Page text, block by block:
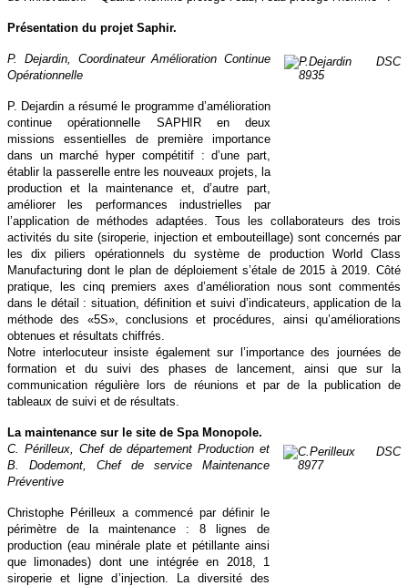
Présentation du projet Saphir.
P. Dejardin, Coordinateur Amélioration Continue
Opérationnelle
P. Dejardin a résumé le programme d’amélioration
continue opérationnelle SAPHIR en deux
missions essentielles de première importance
dans un marché hyper compétitif : d’une part,
établir la passerelle entre les nouveaux projets, la
production et la maintenance et, d’autre part,
améliorer les performances industrielles par
l’application de méthodes adaptées. Tous les collaborateurs des trois
activités du site (siroperie, injection et embouteillage) sont concernés par
les dix piliers opérationnels du système de production World Class
Manufacturing dont le plan de déploiement s’étale de 2015 à 2019. Côté
pratique, les cinq premiers axes d’amélioration nous sont commentés
dans le détail : situation, définition et suivi d’indicateurs, application de la
méthode des «5S», conclusions et procédures, ainsi qu’améliorations
obtenues et résultats chiffrés.
Notre interlocuteur insiste également sur l’importance des journées de
formation et du suivi des phases de lancement, ainsi que sur la
communication régulière lors de réunions et par de la publication de
tableaux de suivi et de résultats.
La maintenance sur le site de Spa Monopole.
C. Périlleux, Chef de département Production et
B. Dodemont, Chef de service Maintenance
Préventive
Christophe Périlleux a commencé par définir le
périmètre de la maintenance : 8 lignes de
production (eau minérale plate et pétillante ainsi
que limonades) dont une intégrée en 2018, 1
siroperie et ligne d’injection. La diversité des